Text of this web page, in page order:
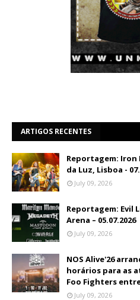
ARTIGOS RECENTES
Reportagem: Iron
da Luz, Lisboa -
July 09, 2026
Reportagem: Evil
Arena – 05.07.2026
July 09, 2026
NOS Alive'26
horários para as
Foo Fighters
July 09, 2026